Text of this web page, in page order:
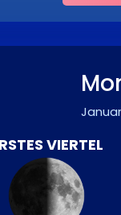
VIERTEL